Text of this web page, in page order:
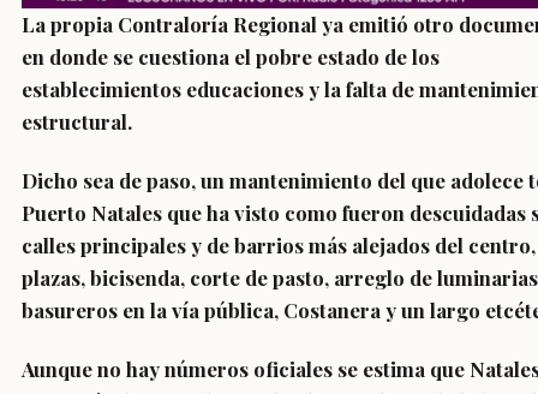
La propia Contraloría Regional ya emitió otro
en donde se cuestiona el pobre estado de los
establecimientos educaciones y la falta de
estructural.
Dicho sea de paso, un mantenimiento del que adolece
Puerto Natales que ha visto como fueron descuidadas
calles principales y de barrios más alejados del centro,
plazas, bicisenda, corte de pasto, arreglo de
basureros en la vía pública, Costanera y un largo
Aunque no hay números oficiales se estima que